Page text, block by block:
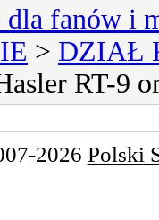
fanów i
> DZIAŁ
RT-9
2026 Polski